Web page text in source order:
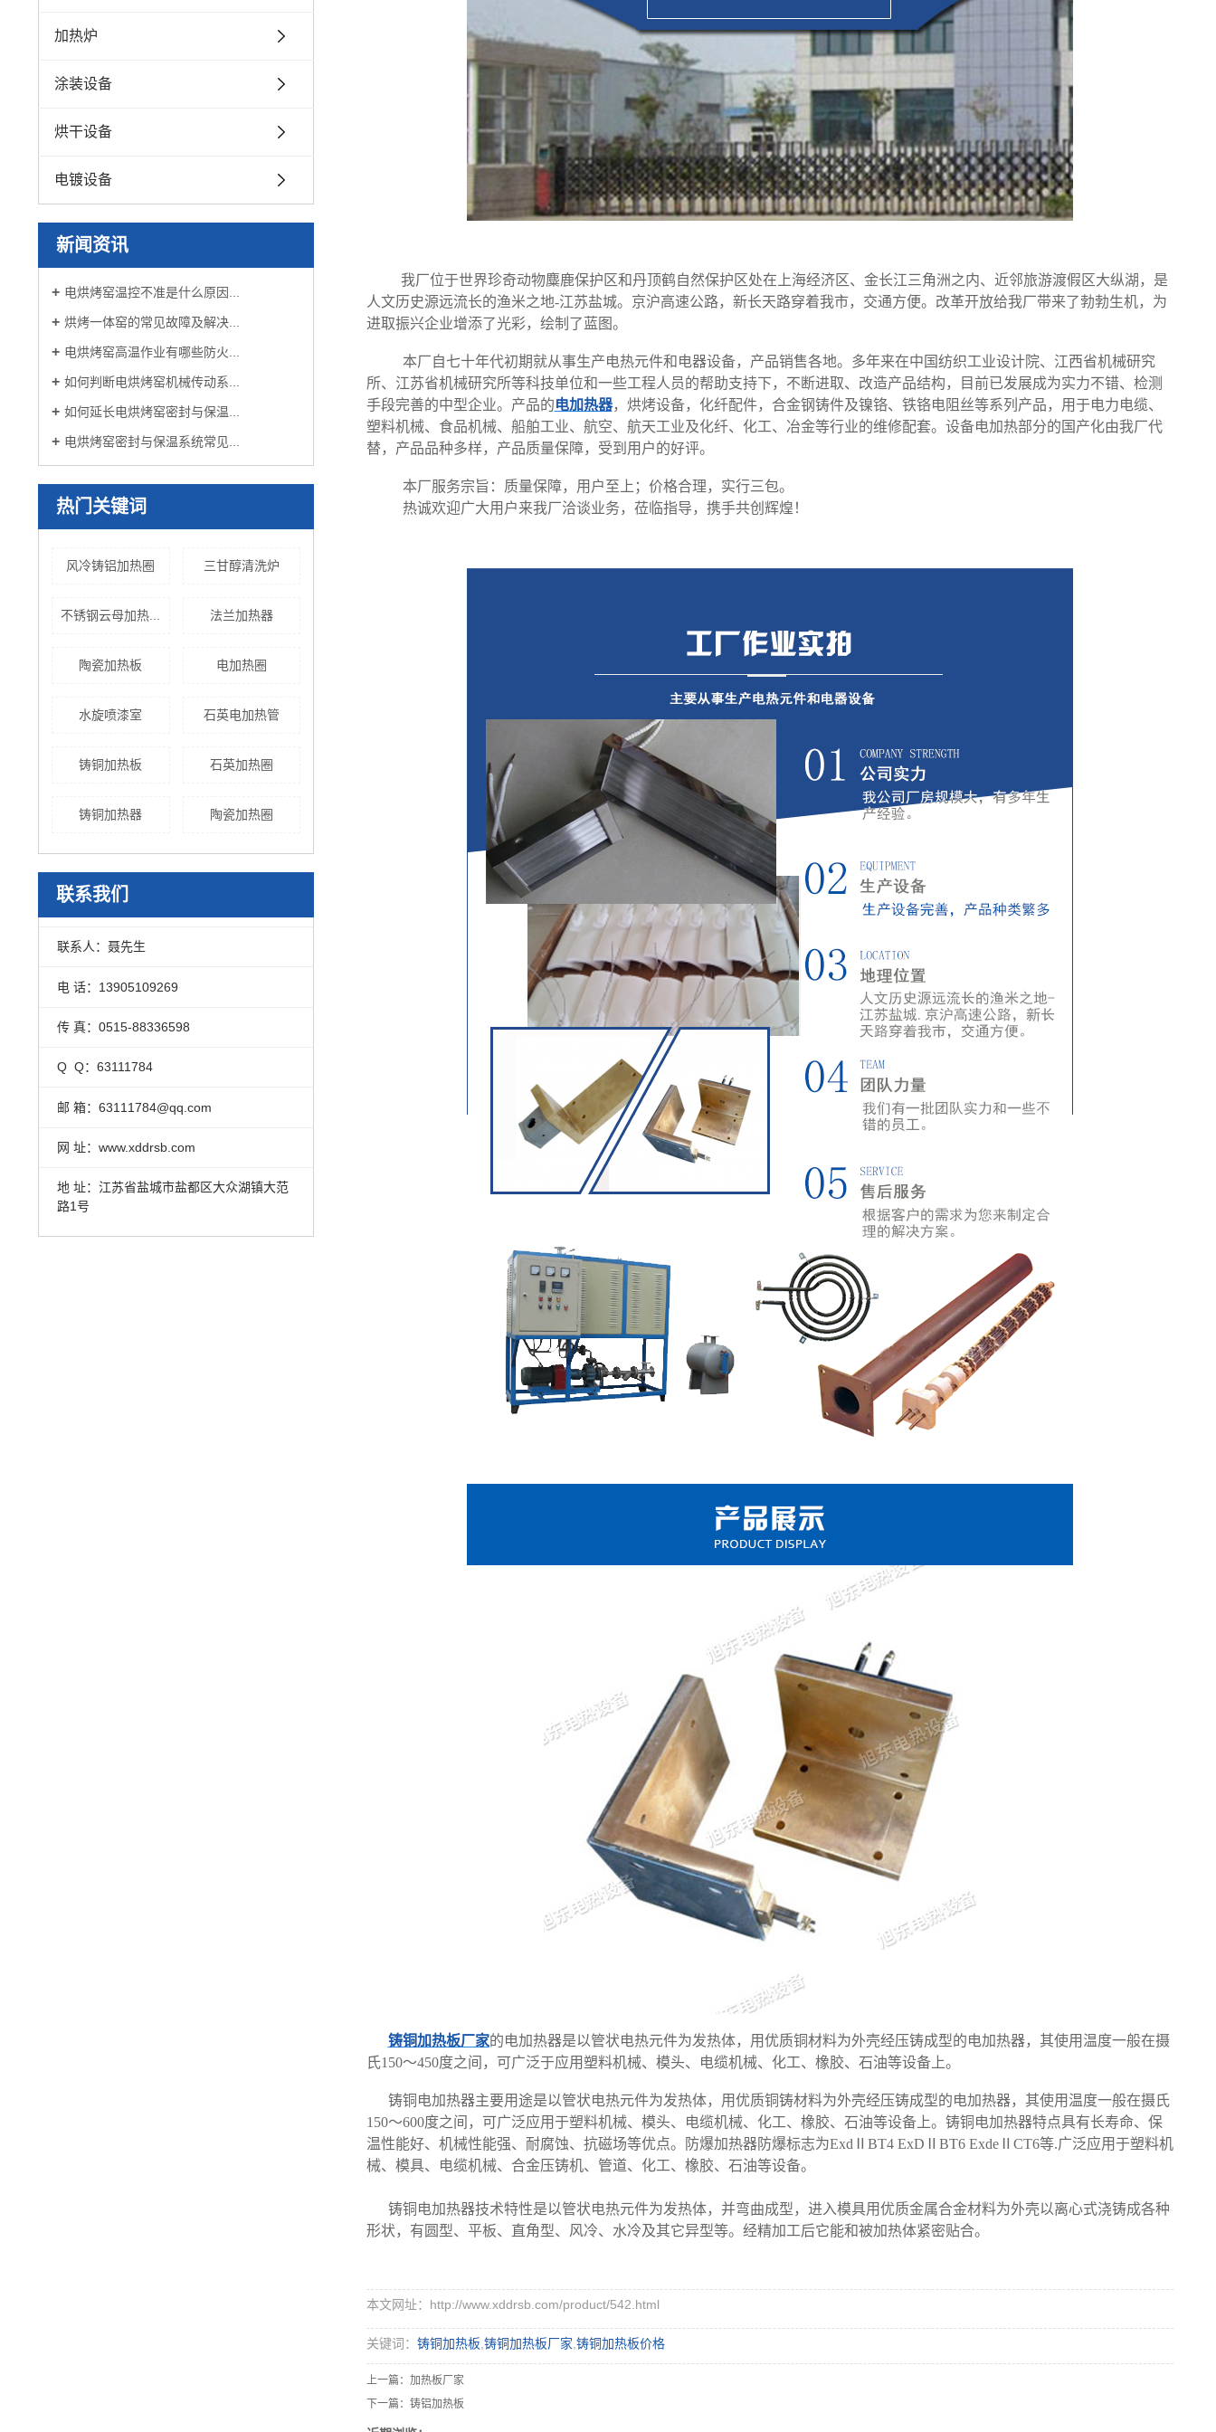
加热炉
涂装设备
烘干设备
电镀设备
新闻资讯
电烘烤窑温控不准是什么原因...
烘烤一体窑的常见故障及解决...
电烘烤窑高温作业有哪些防火...
如何判断电烘烤窑机械传动系...
如何延长电烘烤窑密封与保温...
电烘烤窑密封与保温系统常见...
热门关键词
风冷铸铝加热圈 三甘醇清洗炉
不锈钢云母加热... 法兰加热器
陶瓷加热板 电加热圈
水旋喷漆室 石英电加热管
铸铜加热板 石英加热圈
铸铜加热器 陶瓷加热圈
联系我们
联系人：聂先生
电 话：13905109269
传 真：0515-88336598
Q Q：63111784
邮 箱：63111784@qq.com
网 址：www.xddrsb.com
地 址：江苏省盐城市盐都区大众湖镇大范
路1号
我厂位于世界珍奇动物麋鹿保护区和丹顶鹤自然保护区处在上海经济区、金长江三角洲之内、近邻旅游渡假区大纵湖，是
人文历史源远流长的渔米之地-江苏盐城。京沪高速公路，新长天路穿着我市，交通方便。改革开放给我厂带来了勃勃生机，为
进取振兴企业增添了光彩，绘制了蓝图。
本厂自七十年代初期就从事生产电热元件和电器设备，产品销售各地。多年来在中国纺织工业设计院、江西省机械研究
所、江苏省机械研究所等科技单位和一些工程人员的帮助支持下，不断进取、改造产品结构，目前已发展成为实力不错、检测
手段完善的中型企业。产品的电加热器，烘烤设备，化纤配件，合金钢铸件及镍铬、铁铬电阻丝等系列产品，用于电力电缆、
塑料机械、食品机械、船舶工业、航空、航天工业及化纤、化工、冶金等行业的维修配套。设备电加热部分的国产化由我厂代
替，产品品种多样，产品质量保障，受到用户的好评。
本厂服务宗旨：质量保障，用户至上；价格合理，实行三包。
热诚欢迎广大用户来我厂洽谈业务，莅临指导，携手共创辉煌！
铸铜加热板厂家的电加热器是以管状电热元件为发热体，用优质铜材料为外壳经压铸成型的电加热器，其使用温度一般在摄
氏150～450度之间，可广泛于应用塑料机械、模头、电缆机械、化工、橡胶、石油等设备上。
铸铜电加热器主要用途是以管状电热元件为发热体，用优质铜铸材料为外壳经压铸成型的电加热器，其使用温度一般在摄氏
150～600度之间，可广泛应用于塑料机械、模头、电缆机械、化工、橡胶、石油等设备上。铸铜电加热器特点具有长寿命、保
温性能好、机械性能强、耐腐蚀、抗磁场等优点。防爆加热器防爆标志为ExdⅡBT4 ExDⅡBT6 ExdeⅡCT6等.广泛应用于塑料机
械、模具、电缆机械、合金压铸机、管道、化工、橡胶、石油等设备。
铸铜电加热器技术特性是以管状电热元件为发热体，并弯曲成型，进入模具用优质金属合金材料为外壳以离心式浇铸成各种
形状，有圆型、平板、直角型、风冷、水冷及其它异型等。经精加工后它能和被加热体紧密贴合。
本文网址：http://www.xddrsb.com/product/542.html
关键词： 铸铜加热板 铸铜加热板厂家 铸铜加热板价格
上一篇： 加热板厂家
下一篇： 铸铝加热板